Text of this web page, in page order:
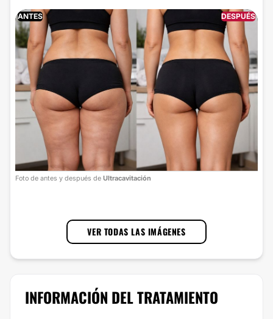
ANTES DESPUÉS
Foto de antes y después de Ultracavitación
VER TODAS LAS IMÁGENES
INFORMACIÓN DEL TRATAMIENTO